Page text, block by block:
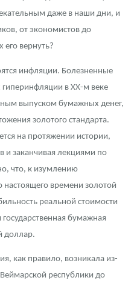
даже в наши дни, и
от экономистов до
вернуть?
инфляции. Болезненные
гиперинфляции в ХХ-м веке
выпуском бумажных денег,
золотого стандарта.
на протяжении истории,
и заканчивая лекциями по
что, к изумлению
времени золотой
реальной стоимости
бумажная
доллар.
как правило, возникала из-
республики до